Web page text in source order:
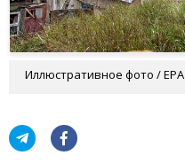
Иллюстративное фото / EPA